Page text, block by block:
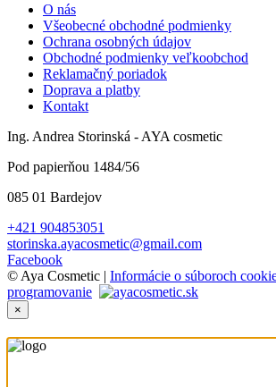
O nás
Všeobecné obchodné podmienky
Ochrana osobných údajov
Obchodné podmienky veľkoobchod
Reklamačný poriadok
Doprava a platby
Kontakt
Ing. Andrea Storinská - AYA cosmetic
Pod papierňou 1484/56
085 01 Bardejov
+421 904853051
storinska.ayacosmetic@gmail.com
Facebook
© Aya Cosmetic | Informácie o súboroch
programovanie
×